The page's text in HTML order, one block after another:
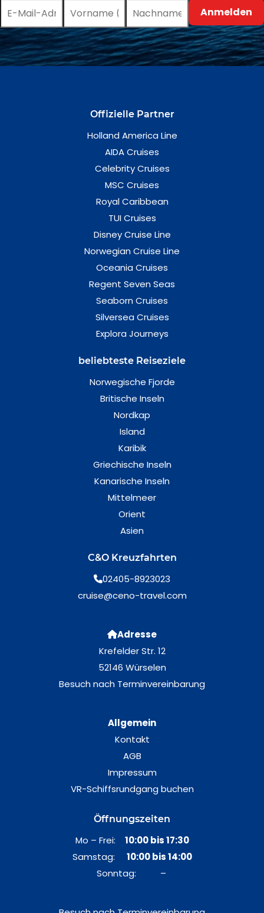
Offizielle Partner
Holland America Line
AIDA Cruises
Celebrity Cruises
MSC Cruises
Royal Caribbean
TUI Cruises
Disney Cruise Line
Norwegian Cruise Line
Oceania Cruises
Regent Seven Seas
Seaborn Cruises
Silversea Cruises
Explora Journeys
beliebteste Reiseziele
Norwegische Fjorde
Britische Inseln
Nordkap
Island
Karibik
Griechische Inseln
Kanarische Inseln
Mittelmeer
Orient
Asien
C&O Kreuzfahrten
02405-8923023
cruise@ceno-travel.com
Adresse
Krefelder Str. 12
52146 Würselen
Besuch nach Terminvereinbarung
Allgemein
Kontakt
AGB
Impressum
VR-Schiffsrundgang buchen
Öffnungszeiten
Mo – Frei: 10:00 bis 17:30
Samstag: 10:00 bis 14:00
Sonntag: –